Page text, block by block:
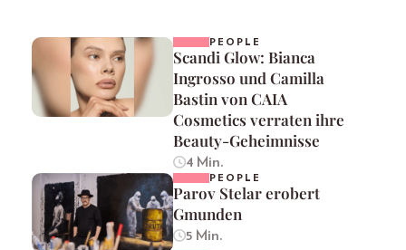
PEOPLE
Scandi Glow: Bianca
Ingrosso und Camilla
Bastin von CAIA
Cosmetics verraten ihre
Beauty-Geheimnisse
4 Min.
PEOPLE
Parov Stelar erobert
Gmunden
5 Min.